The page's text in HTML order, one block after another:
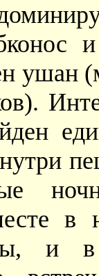
ушан
в
и в